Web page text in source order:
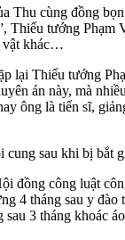
Thu cùng đồng
Thiếu tướng
vật khác…
lại Thiếu tướng
án này, mà
ông là tiến sĩ,
sau khi bị bắt
đồng công luật
4 tháng sau y
3 tháng khoác